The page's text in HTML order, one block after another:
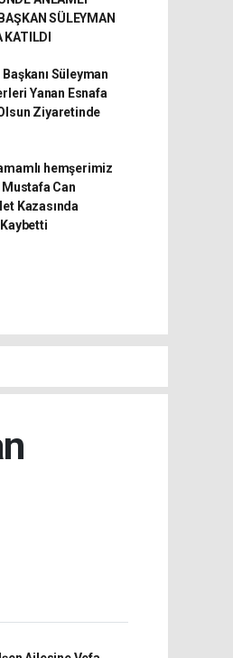
SÜLEYMAN
KATILDI
Süleyman
Yanan Esnafa
Ziyaretinde
hemşerimiz
Mustafa Can
Kazasında
Kaybetti